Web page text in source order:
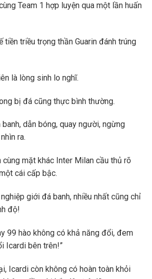
Team 1 hợp luyện qua một lần huấn
tiền triều trọng thần Guarin đánh trúng
là lòng sinh lo nghĩ.
bị đá cũng thực bình thường.
dẫn bóng, quay người, ngừng
ra.
cùng mặt khác Inter Milan cầu thủ rõ
cái cấp bậc.
giới đá banh, nhiều nhất cũng chỉ
độ!
99 hào không có khả năng đổi, đem
Icardi bên trên!”
Icardi còn không có hoàn toàn khỏi